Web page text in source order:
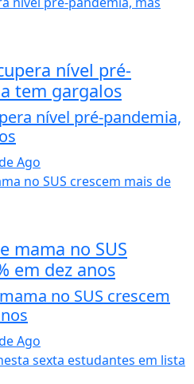
nível pré-
tem gargalos
nível pré-pandemia,
Ago
mama no SUS
em dez anos
no SUS crescem
Ago